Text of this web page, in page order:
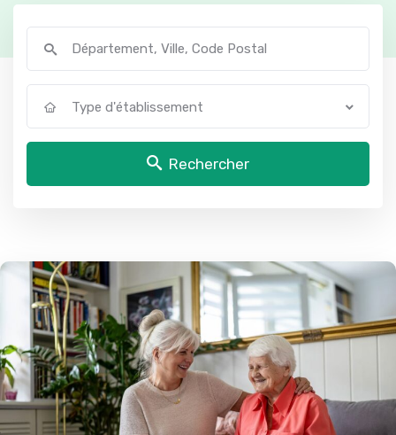
Type d'établissement
Rechercher